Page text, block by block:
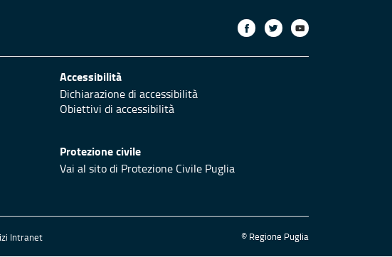
Accessibilità
Dichiarazione di accessibilità
Obiettivi di accessibilità
Protezione civile
Vai al sito di Protezione Civile Puglia
Intranet © Regione Puglia